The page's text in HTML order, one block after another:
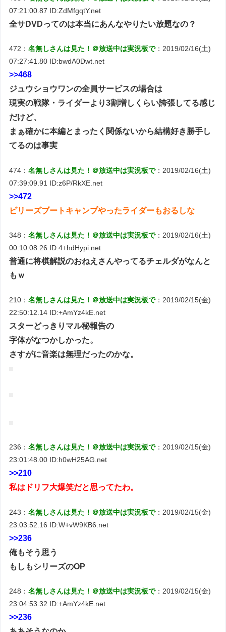
07:21:00.87 ID:ZdMfgqtY.net
全サDVDってのは本当にあんなやりたい放題なの？
472：名無しさんは見た！＠放送中は実況板で：2019/02/16(土)
07:27:41.80 ID:bwdA0Dwt.net
>>468
ジュウショウワンの全員サービスの場合は
現実の戦隊・ライダーより3割増しくらい誇張してる感じ
だけど、
まぁ確かに本編とまったく関係ないから結構好き勝手し
てるのは事実
474：名無しさんは見た！＠放送中は実況板で：2019/02/16(土)
07:39:09.91 ID:z6P/RkXE.net
>>472
ビリーズブートキャンプやったライダーもおるしな
348：名無しさんは見た！＠放送中は実況板で：2019/02/16(土)
00:10:08.26 ID:4+hdHypi.net
普通に将棋解説のおねえさんやってるチェルダがなんと
もｗ
210：名無しさんは見た！＠放送中は実況板で：2019/02/15(金)
22:50:12.14 ID:+AmYz4kE.net
スターどっきりマル秘報告の
字体がなつかしかった。
さすがに音楽は無理だったのかな。
236：名無しさんは見た！＠放送中は実況板で：2019/02/15(金)
23:01:48.00 ID:h0wH25AG.net
>>210
私はドリフ大爆笑だと思ってたわ。
243：名無しさんは見た！＠放送中は実況板で：2019/02/15(金)
23:03:52.16 ID:W+vW9KB6.net
>>236
俺もそう思う
もしもシリーズのOP
248：名無しさんは見た！＠放送中は実況板で：2019/02/15(金)
23:04:53.32 ID:+AmYz4kE.net
>>236